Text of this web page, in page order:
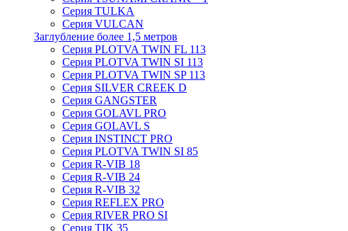
Серия TULKA
Серия VULCAN
Заглубление более 1,5 метров
Серия PLOTVA TWIN FL 113
Серия PLOTVA TWIN SI 113
Серия PLOTVA TWIN SP 113
Серия SILVER CREEK D
Серия GANGSTER
Серия GOLAVL PRO
Серия GOLAVL S
Серия INSTINCT PRO
Серия PLOTVA TWIN SI 85
Серия R-VIB 18
Серия R-VIB 24
Серия R-VIB 32
Серия REFLEX PRO
Серия RIVER PRO SI
Серия TIK 35